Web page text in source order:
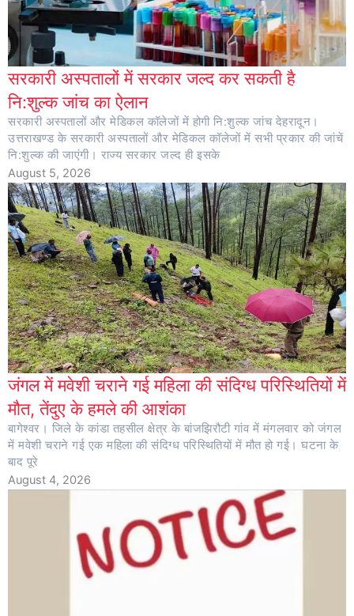
सरकारी अस्पतालों में सरकार जल्द कर सकती है
नि:शुल्क जांच का ऐलान
सरकारी अस्पतालों और मेडिकल कॉलेजों में होगी नि:शुल्क जांच देहरादून।
उत्तराखण्ड के सरकारी अस्पतालों और मेडिकल कॉलेजों में सभी प्रकार की जांचें
नि:शुल्क की जाएंगी। राज्य सरकार जल्द ही इसके
August 5, 2026
जंगल में मवेशी चराने गई महिला की संदिग्ध परिस्थितियों में
मौत, तेंदुए के हमले की आशंका
बागेश्वर। जिले के कांडा तहसील क्षेत्र के बांजझिरौटी गांव में मंगलवार को जंगल
में मवेशी चराने गई एक महिला की संदिग्ध परिस्थितियों में मौत हो गई। घटना के
बाद पूरे
August 4, 2026